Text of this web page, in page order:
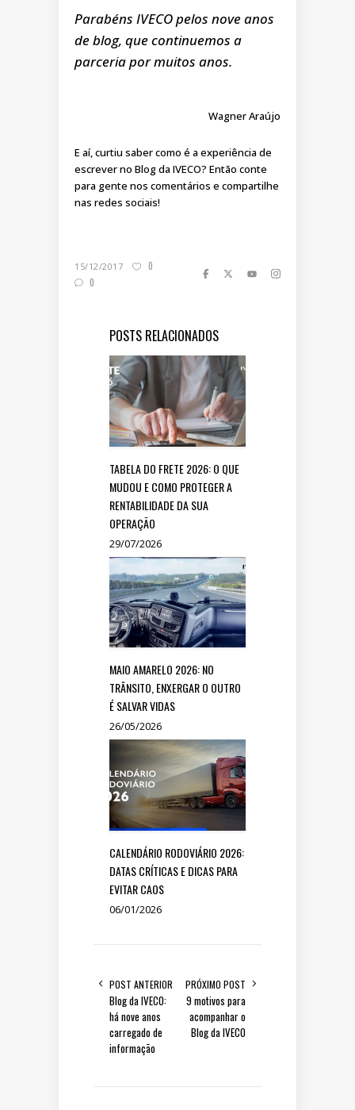
Parabéns IVECO pelos nove anos
de blog, que continuemos a
parceria por muitos anos.
Wagner Araújo
E aí, curtiu saber como é a experiência de
escrever no Blog da IVECO? Então conte
para gente nos comentários e compartilhe
nas redes sociais!
15/12/2017
0
0
POSTS RELACIONADOS
TABELA DO FRETE 2026: O QUE
MUDOU E COMO PROTEGER A
RENTABILIDADE DA SUA
OPERAÇÃO
29/07/2026
MAIO AMARELO 2026: NO
TRÂNSITO, ENXERGAR O OUTRO
É SALVAR VIDAS
26/05/2026
CALENDÁRIO RODOVIÁRIO 2026:
DATAS CRÍTICAS E DICAS PARA
EVITAR CAOS
06/01/2026
POST ANTERIOR
Blog da IVECO:
há nove anos
carregado de
informação
PRÓXIMO POST
9 motivos para
acompanhar o
Blog da IVECO